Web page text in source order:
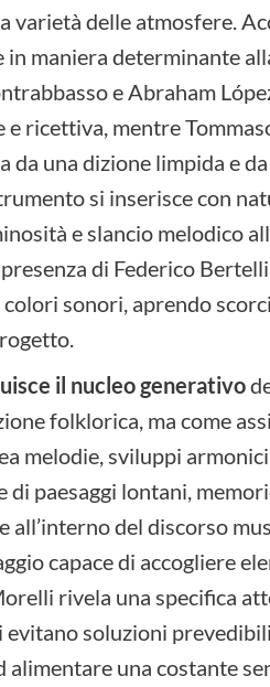
varietà delle atmosfere.
maniera determinante
e Abraham
ricettiva, mentre
una dizione limpida e
si inserisce con
e slancio melodico
di Federico
sonori, aprendo
il nucleo generativo
folklorica, ma come
melodie, sviluppi
paesaggi lontani,
del discorso
capace di accogliere
rivela una specifica
soluzioni
una costante